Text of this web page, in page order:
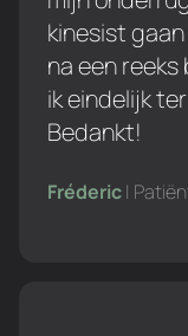
kinesist gaan
na een reeks
ik eindelijk
Bedankt!
Fréderic|